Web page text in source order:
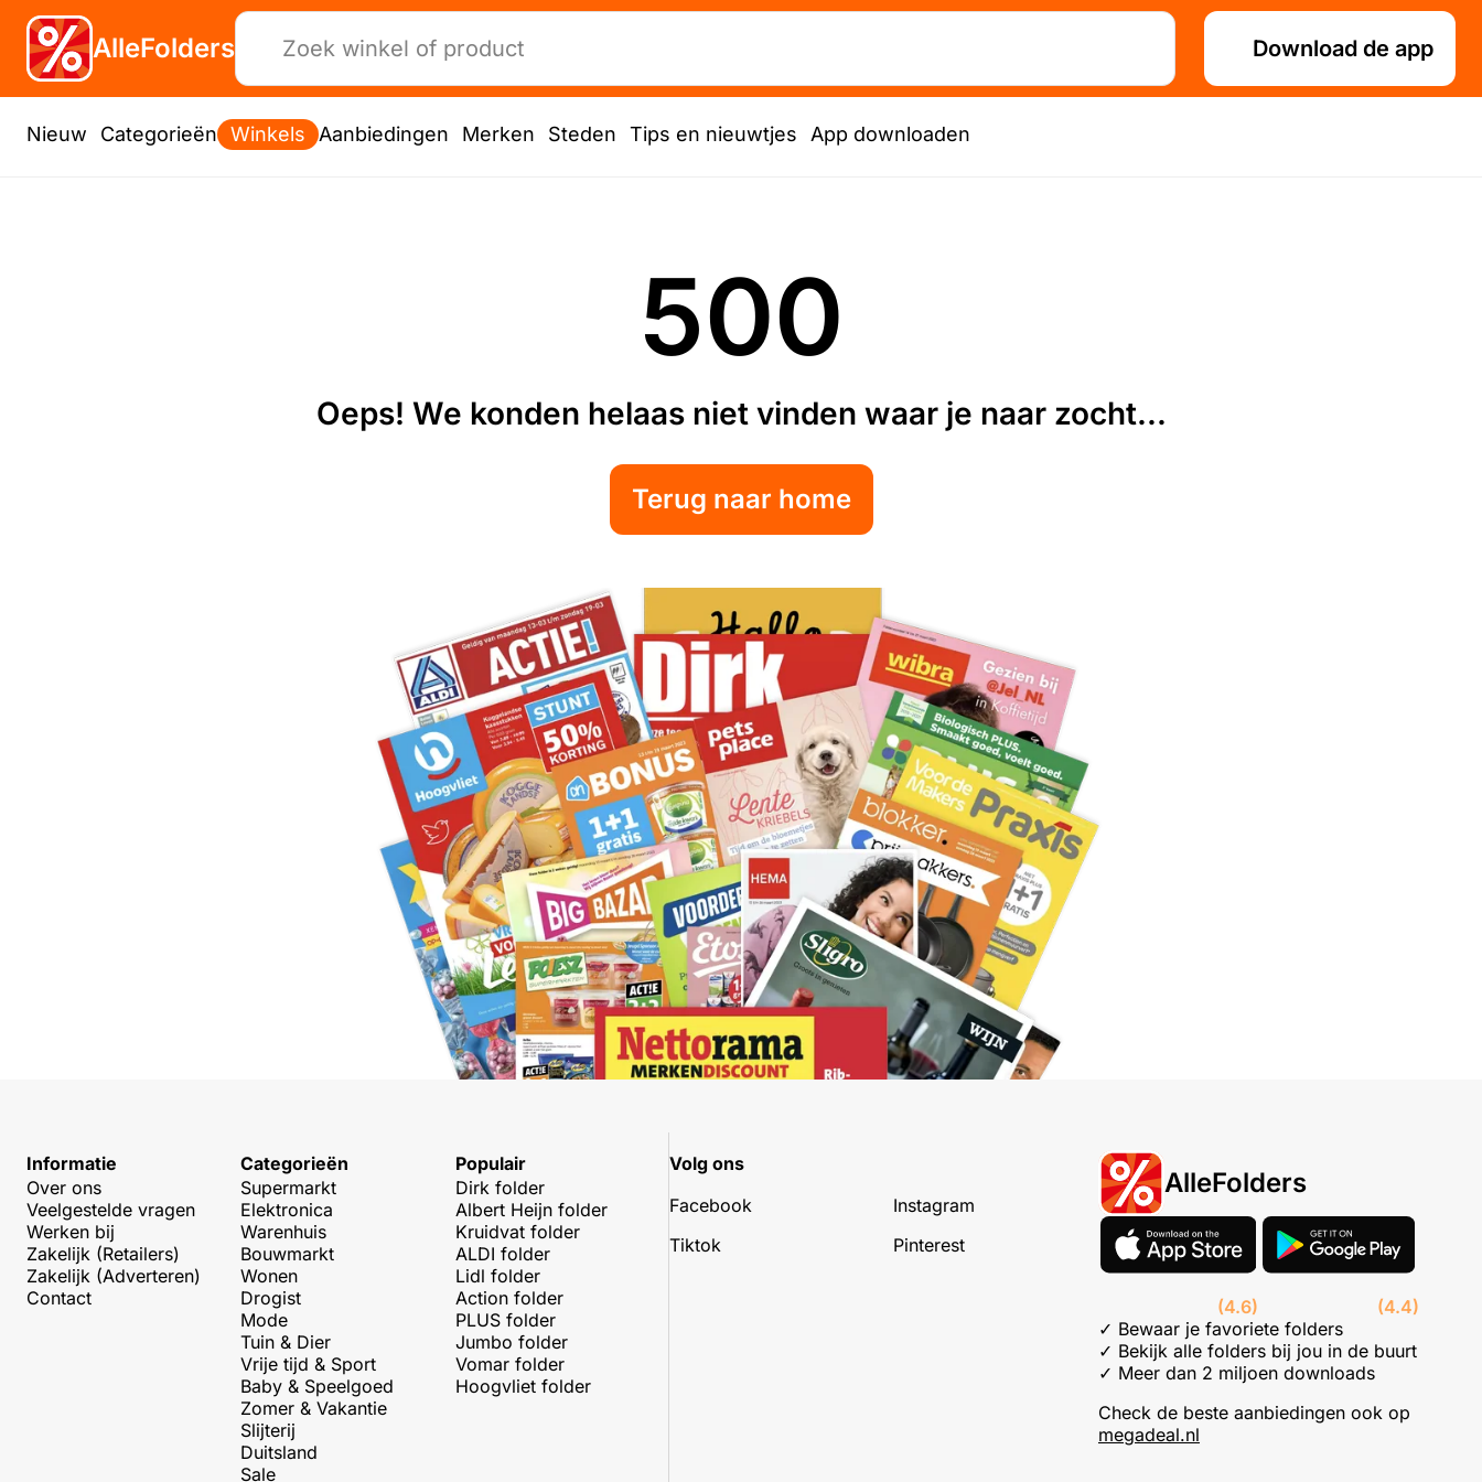
AlleFolders Download de app
Nieuw Categorieën Winkels Aanbiedingen Merken Steden Tips en nieuwtjes App downloaden
500
Oeps! We konden helaas niet vinden waar je naar zocht...
Terug naar home
Informatie
Over ons
Veelgestelde vragen
Werken bij
Zakelijk (Retailers)
Zakelijk (Adverteren)
Contact
Categorieën
Supermarkt
Elektronica
Warenhuis
Bouwmarkt
Wonen
Drogist
Mode
Tuin & Dier
Vrije tijd & Sport
Baby & Speelgoed
Zomer & Vakantie
Slijterij
Duitsland
Sale
Populair
Dirk folder
Albert Heijn folder
Kruidvat folder
ALDI folder
Lidl folder
Action folder
PLUS folder
Jumbo folder
Vomar folder
Hoogvliet folder
Volg ons
Facebook
Instagram
Tiktok
Pinterest
AlleFolders
(4.6)
(4.4)
✓ Bewaar je favoriete folders
✓ Bekijk alle folders bij jou in de buurt
✓ Meer dan 2 miljoen downloads
Check de beste aanbiedingen ook op
megadeal.nl